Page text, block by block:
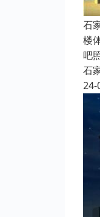
石
楼
吧
石
24-